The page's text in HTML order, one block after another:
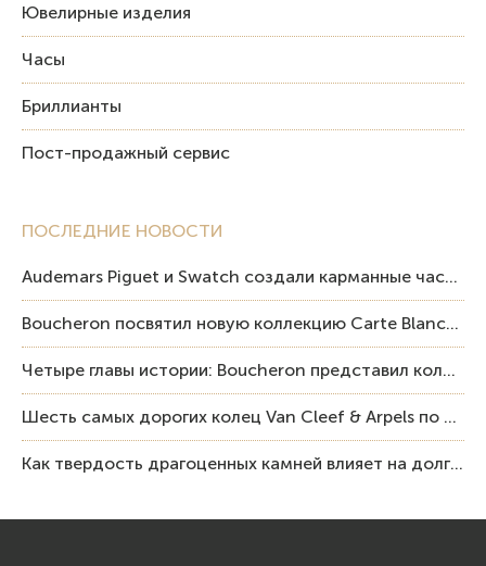
ПОСЛЕДНИЕ НОВОСТИ
Audemars Piguet и Swatch создали карманные часы в эстетике Royal Oak и Pop Art
Boucheron посвятил новую коллекцию Carte Blanche Human Being человеку и силе мастерства
Четыре главы истории: Boucheron представил коллекцию «Nom: Boucheron, Prénom: Frédéric»
Шесть самых дорогих колец Van Cleef & Arpels по итогам аукционов Sotheby’s
Как твердость драгоценных камней влияет на долговечность ювелирных изделий
Ювелирные изделия
Часы
Бриллианты
Пост-продажный сервис